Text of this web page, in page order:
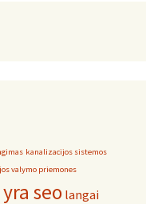
kanalizacijos sistemos
valymo priemones
seolangai